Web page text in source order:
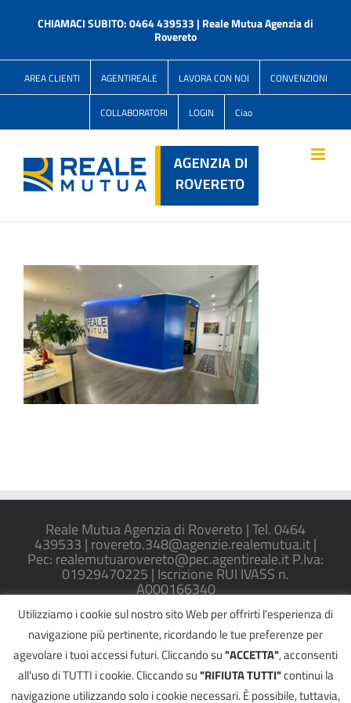
CHIAMACI SUBITO: 0464 439533 | Reale Mutua Agenzia di
Rovereto
AREA CLIENTI AGENTIREALE LAVORA CON NOI CONVENZIONI
COLLABORATORI LOGIN Ciao
Reale Mutua Agenzia di Rovereto | Tel. 0464
439533 | rovereto.348@agenzie.realemutua.it |
Pec: realemutuarovereto@pec.agentireale.it P.Iva:
01929470225 | Iscrizione RUI IVASS n.
A000166340
REGOLAMENTO IVASS N. 40/2018
©2026 GIOVANNI GASPERI | All Rights Reserved |RECLAMI|
Utilizziamo i cookie sul nostro sito Web per offrirti l'esperienza di
navigazione più pertinente, ricordando le tue preferenze per
agevolare i tuoi accessi futuri. Cliccando su"ACCETTA", acconsenti
all'uso di TUTTI i cookie. Cliccando su"RIFIUTA TUTTI"continui la
navigazione utilizzando solo i cookie necessari. È possibile, tuttavia,